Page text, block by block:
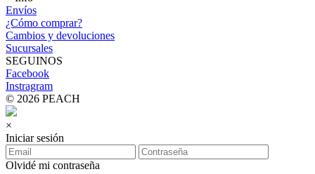
Envíos
¿Cómo comprar?
Cambios y devoluciones
Sucursales
SEGUINOS
Facebook
Instragram
© 2026 PEACH
×
Iniciar sesión
Olvidé mi contraseña